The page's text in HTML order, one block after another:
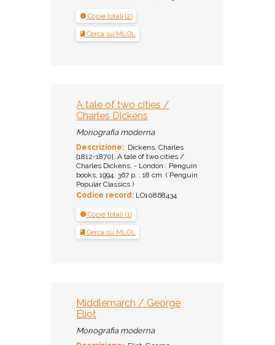
Copie totali (2)
Cerca su MLOL
A tale of two cities /
Charles Dickens
Monografia moderna
Descrizione: Dickens, Charles
[1812-1870]. A tale of two cities /
Charles Dickens. - London : Penguin
books, 1994. 367 p. ; 18 cm. ( Penguin
Popular Classics )
Codice record: LO10868434
Copie totali (1)
Cerca su MLOL
Middlemarch / George
Eliot
Monografia moderna